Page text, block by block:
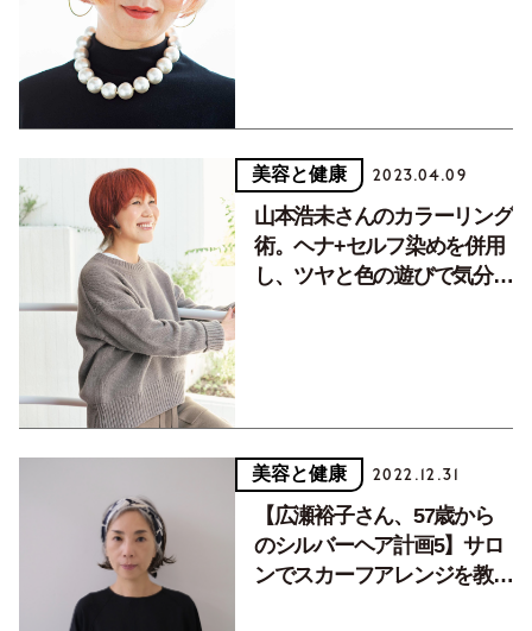
美容と健康 2023.04.09
山本浩未さんのカラーリング
術。ヘナ+セルフ染めを併用
し、ツヤと色の遊びで気分を
美容と健康 2022.12.31
【広瀬裕子さん、57歳から
のシルバーヘア計画5】サロ
ンでスカーフアレンジを教わ